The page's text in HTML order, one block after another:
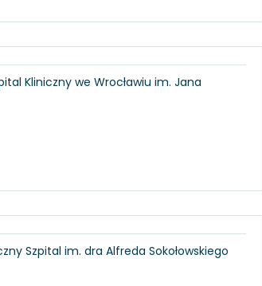
Kliniczny we Wrocławiu im. Jana
Szpital im. dra Alfreda Sokołowskiego